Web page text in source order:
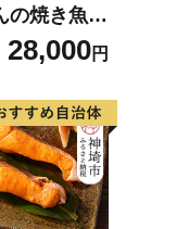
の焼き魚」
魚料理 夕
チン ふる
28,000円